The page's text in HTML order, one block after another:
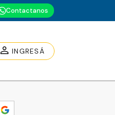
Contactanos
INGRESÁ